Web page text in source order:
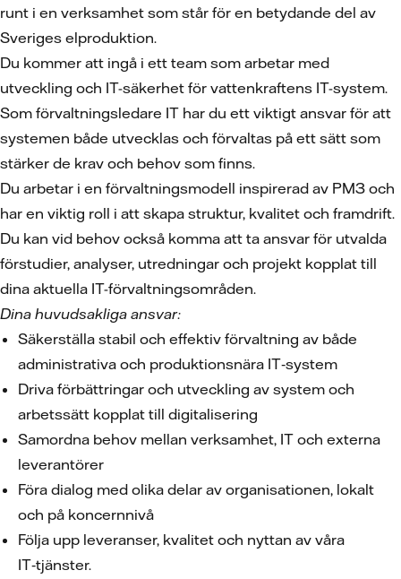
runt i en verksamhet som står för en betydande del av
Sveriges elproduktion.
Du kommer att ingå i ett team som arbetar med
utveckling och IT-säkerhet för vattenkraftens IT-system.
Som förvaltningsledare IT har du ett viktigt ansvar för att
systemen både utvecklas och förvaltas på ett sätt som
stärker de krav och behov som finns.
Du arbetar i en förvaltningsmodell inspirerad av PM3 och
har en viktig roll i att skapa struktur, kvalitet och framdrift.
Du kan vid behov också komma att ta ansvar för utvalda
förstudier, analyser, utredningar och projekt kopplat till
dina aktuella IT-förvaltningsområden.
Dina huvudsakliga ansvar:
Säkerställa stabil och effektiv förvaltning av både
administrativa och produktionsnära IT‑system
Driva förbättringar och utveckling av system och
arbetssätt kopplat till digitalisering
Samordna behov mellan verksamhet, IT och externa
leverantörer
Föra dialog med olika delar av organisationen, lokalt
och på koncernnivå
Följa upp leveranser, kvalitet och nyttan av våra
IT‑tjänster.